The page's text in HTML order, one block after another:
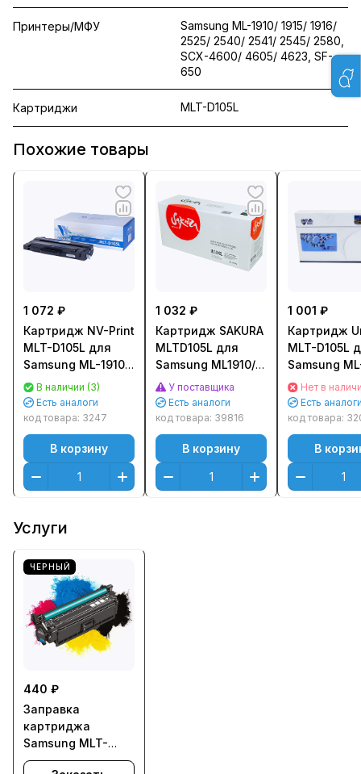
Принтеры/МФУ
Samsung ML-1910/ 1915/ 1916/
2525/ 2540/ 2541/ 2545/ 2580,
SCX-4600/ 4605/ 4623, SF-
650
Картриджи MLT-D105L
Похожие товары
1 072 ₽
Картридж NV-Print
MLT-D105L для
Samsung ML-1910/
1915/ 2525/ 2580N,
SCX-4600/ 4623F
(2000стр.)
В наличии (3)
Есть аналоги
код товара: 3247
В корзину
1 032 ₽
Картридж SAKURA
MLTD105L для
Samsung ML1910/
1911/ 1915/ 2525/
2580/ 4600/ 4601/
4605/ 4610/ 1600/
4623/ SF650/ 65
Черный (Black)
(2500 к.)
У поставщика
Есть аналоги
код товара: 39816
В корзину
1 001 ₽
Картридж
MLT-D105L
Samsung
1915/ 2525/
SCX-4600/
(2 000стр.)
Черный
Нет в
Есть
код товара:
В
Услуги
ЧЕРНЫЙ
440 ₽
Заправка
картриджа
Samsung MLT-
D105L для ML-1910,